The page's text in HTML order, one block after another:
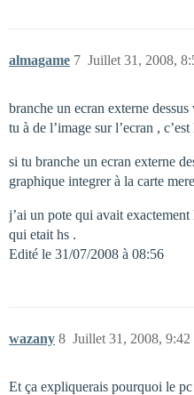
almagame Juillet 31, 2008,
7
branche un ecran externe
tu à de l’image sur l’ecran ,
si tu branche un ecran externe
graphique integrer à la carte
j’ai un pote qui avait exactement
qui etait hs .
Edité le 31/07/2008 à 08:56
wazany Juillet 31, 2008, 9:42
8
Et ça expliquerais pourquoi le